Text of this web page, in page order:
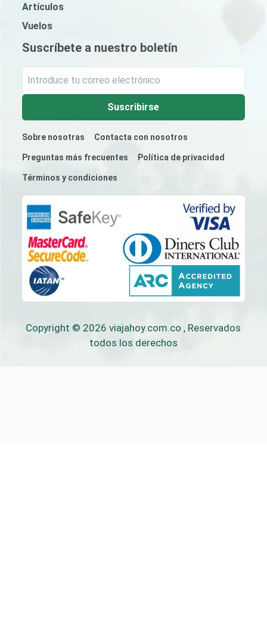
Artículos
Vuelos
Suscríbete a nuestro boletín
Suscribirse
Sobre nosotras Contacta con nosotros
Preguntas más frecuentes Política de privacidad
Términos y condiciones
Copyright © 2026viajahoy.com.co , Reservados
todos los derechos